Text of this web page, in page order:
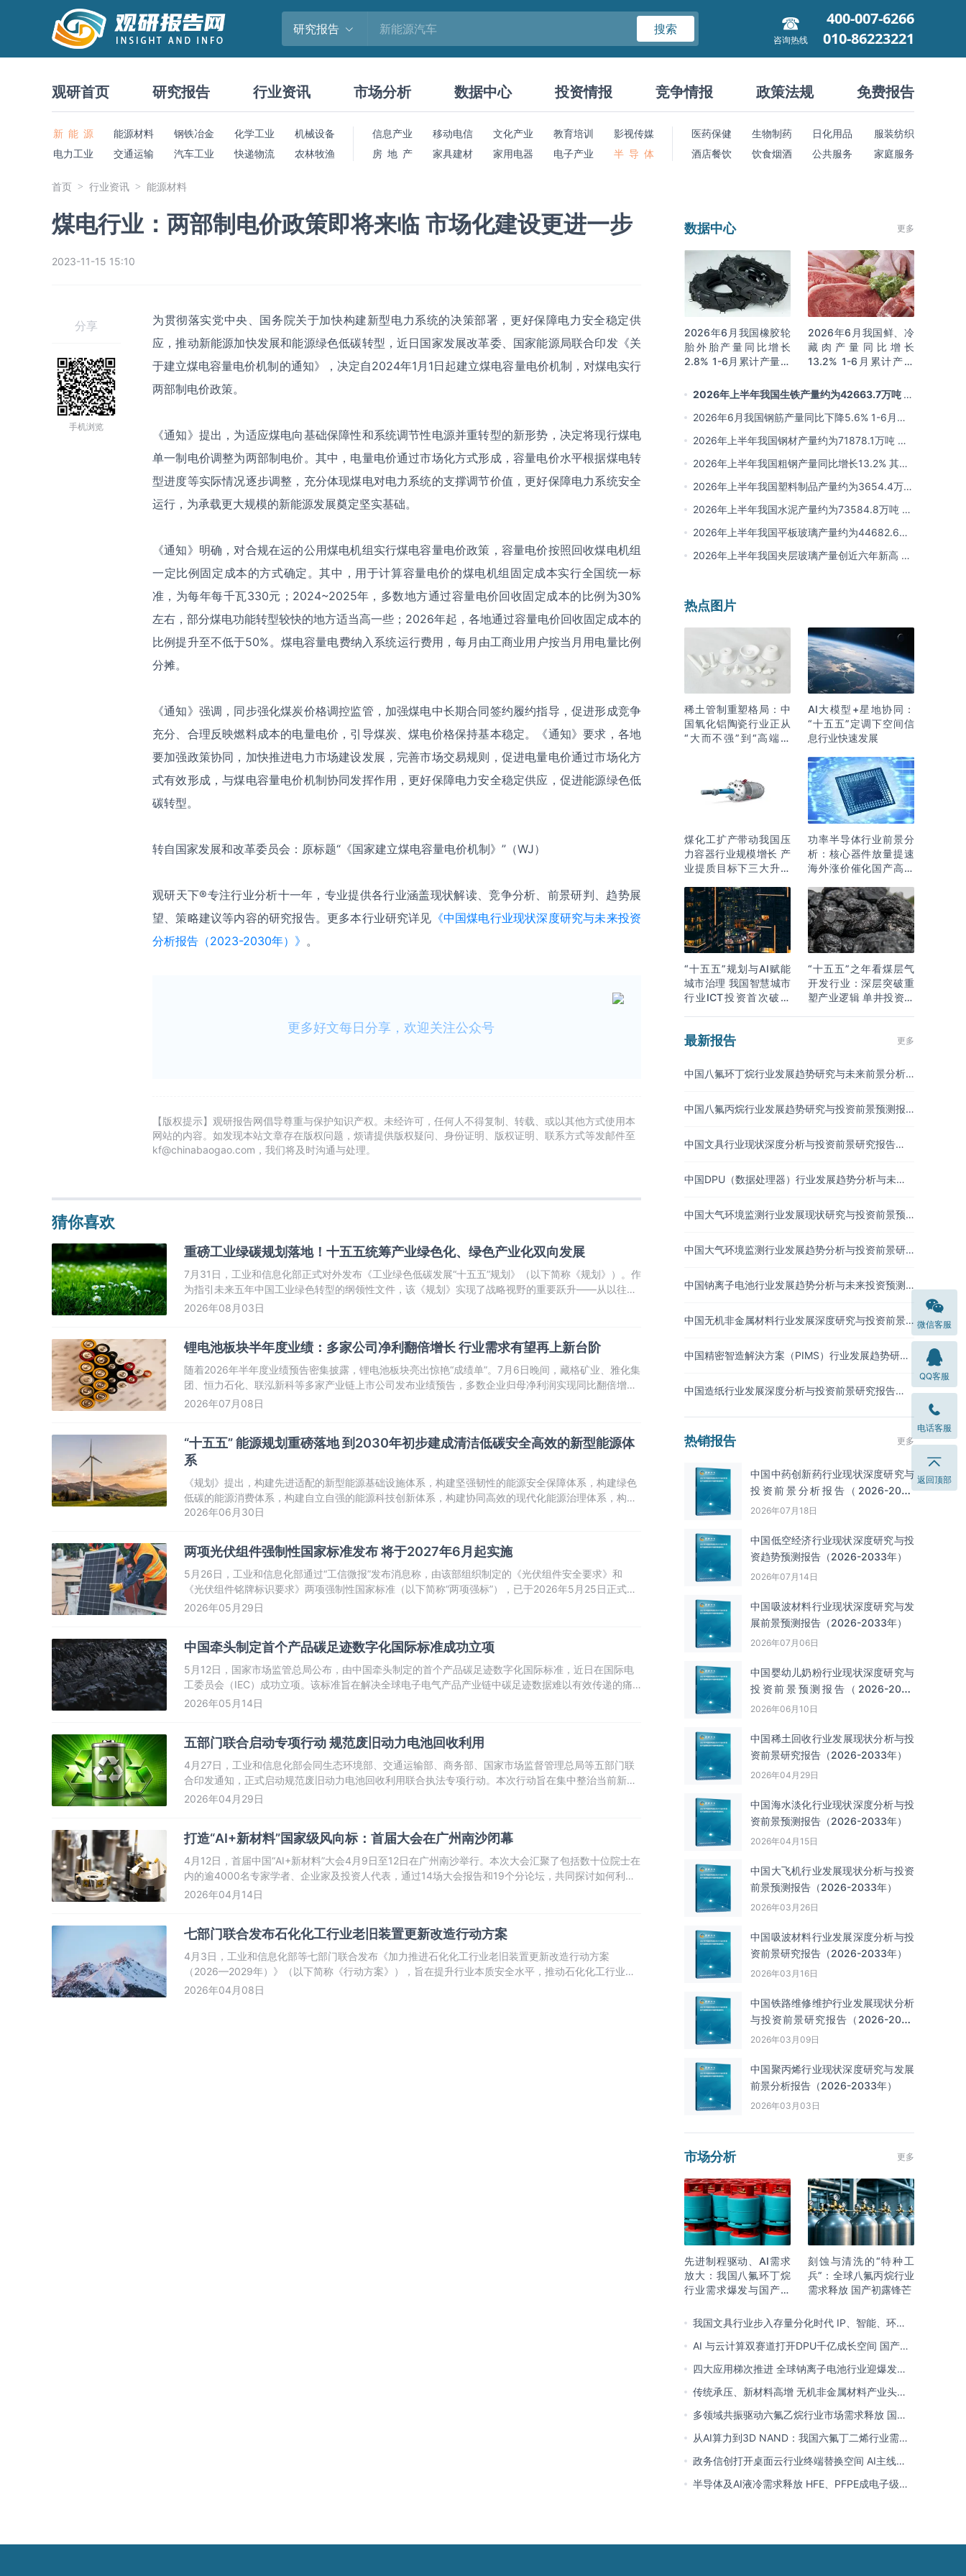
研究报告 搜索
咨询热线
400-007-6266
010-86223221
观研首页 研究报告 行业资讯 市场分析 数据中心 投资情报 竞争情报 政策法规 免费报告
新 能 源 能源材料 钢铁冶金 化学工业
机械设备
电力工业
交通运输 汽车工业 快递物流 农林牧渔
信息产业 移动电信 文化产业 教育培训
影视传媒
房 地 产
家具建材 家用电器 电子产业 半 导 体
医药保健 生物制药 日化用品
服装纺织
酒店餐饮
饮食烟酒 公共服务 家庭服务
首页 行业资讯 能源材料
煤电行业：两部制电价政策即将来临 市场化建设更进一步
2023-11-15 15:10
分享
手机浏览
为贯彻落实党中央、国务院关于加快构建新型电力系统的决策部署，更好保障电力安全稳定供
应，推动新能源加快发展和能源绿色低碳转型，近日国家发展改革委、国家能源局联合印发《关
于建立煤电容量电价机制的通知》，决定自2024年1月1日起建立煤电容量电价机制，对煤电实行
两部制电价政策。
《通知》提出，为适应煤电向基础保障性和系统调节性电源并重转型的新形势，决定将现行煤电
单一制电价调整为两部制电价。其中，电量电价通过市场化方式形成，容量电价水平根据煤电转
型进度等实际情况逐步调整，充分体现煤电对电力系统的支撑调节价值，更好保障电力系统安全
运行，为承载更大规模的新能源发展奠定坚实基础。
《通知》明确，对合规在运的公用煤电机组实行煤电容量电价政策，容量电价按照回收煤电机组
一定比例固定成本的方式确定。其中，用于计算容量电价的煤电机组固定成本实行全国统一标
准，为每年每千瓦330元； 2024~2025年，多数地方通过容量电价回收固定成本的比例为30%
左右，部分煤电功能转型较快的地方适当高一些； 2026年起，各地通过容量电价回收固定成本的
比例提升至不低于50%。煤电容量电费纳入系统运行费用，每月由工商业用户按当月用电量比例
分摊。
《通知》强调，同步强化煤炭价格调控监管，加强煤电中长期合同签约履约指导，促进形成竞争
充分、合理反映燃料成本的电量电价，引导煤炭、煤电价格保持基本稳定。《通知》要求，各地
要加强政策协同，加快推进电力市场建设发展，完善市场交易规则，促进电量电价通过市场化方
式有效形成，与煤电容量电价机制协同发挥作用，更好保障电力安全稳定供应，促进能源绿色低
碳转型。
转自国家发展和改革委员会：原标题“《国家建立煤电容量电价机制》 ” （WJ）
观研天下®专注行业分析十一年，专业提供各行业涵盖现状解读、竞争分析、前景研判、趋势展
望、策略建议等内容的研究报告。更多本行业研究详见 《中国煤电行业现状深度研究与未来投资
分析报告（2023-2030年）》 。
更多好文每日分享，欢迎关注公众号
【版权提示】观研报告网倡导尊重与保护知识产权。未经许可，任何人不得复制、转载、或以其他方式使用本
网站的内容。如发现本站文章存在版权问题，烦请提供版权疑问、身份证明、版权证明、联系方式等发邮件至
kf@chinabaogao.com，我们将及时沟通与处理。
猜你喜欢
重磅工业绿碳规划落地！十五五统筹产业绿色化、绿色产业化双向发展
7月31日，工业和信息化部正式对外发布《工业绿色低碳发展“十五五”规划》（以下简称《规划》）。作
为指引未来五年中国工业绿色转型的纲领性文件，该《规划》实现了战略视野的重要跃升——从以往侧
重于工业自身生产过程的绿色低碳化，拓展至更加注重工业体系对全社会绿色转型的整体支撑作用，明
2026年08月03日
锂电池板块半年度业绩：多家公司净利翻倍增长 行业需求有望再上新台阶
随着2026年半年度业绩预告密集披露，锂电池板块亮出惊艳“成绩单”。7月6日晚间，藏格矿业、雅化集
团、恒力石化、联泓新科等多家产业链上市公司发布业绩预告，多数企业归母净利润实现同比翻倍增
长，折射出锂电池产业强劲的景气上行周期。
2026年07月08日
“十五五” 能源规划重磅落地 到2030年初步建成清洁低碳安全高效的新型能源体
系
《规划》提出，构建先进适配的新型能源基础设施体系，构建坚强韧性的能源安全保障体系，构建绿色
低碳的能源消费体系，构建自立自强的能源科技创新体系，构建协同高效的现代化能源治理体系，构建
立体多元的能源国际合作体系。
2026年06月30日
两项光伏组件强制性国家标准发布 将于2027年6月起实施
5月26日，工业和信息化部通过“工信微报”发布消息称，由该部组织制定的《光伏组件安全要求》和
《光伏组件铭牌标识要求》两项强制性国家标准（以下简称“两项强标”），已于2026年5月25日正式发
布，并将于2027年6月1日起正式实施。此举将对规范光伏行业竞争秩序、推动产业升级发展发挥重要
2026年05月29日
中国牵头制定首个产品碳足迹数字化国际标准成功立项
5月12日，国家市场监管总局公布，由中国牵头制定的首个产品碳足迹数字化国际标准，近日在国际电
工委员会（IEC）成功立项。该标准旨在解决全球电子电气产品产业链中碳足迹数据难以有效传递的痛
点问题，推动绿色低碳信息在产业上下游的高效流通与互认。
2026年05月14日
五部门联合启动专项行动 规范废旧动力电池回收利用
4月27日，工业和信息化部会同生态环境部、交通运输部、商务部、国家市场监督管理总局等五部门联
合印发通知，正式启动规范废旧动力电池回收利用联合执法专项行动。本次行动旨在集中整治当前新能
源汽车废旧动力电池回收利用行业存在的突出问题，依法查处一批违法行为，进一步规范行业秩序、保
2026年04月29日
打造“AI+新材料”国家级风向标：首届大会在广州南沙闭幕
4月12日，首届中国“AI+新材料”大会4月9日至12日在广州南沙举行。本次大会汇聚了包括数十位院士在
内的逾4000名专家学者、企业家及投资人代表，通过14场大会报告和19个分论坛，共同探讨如何利用
人工智能技术推动中国新材料产业实现“换道超车”与跨越式发展。
2026年04月14日
七部门联合发布石化化工行业老旧装置更新改造行动方案
4月3日，工业和信息化部等七部门联合发布《加力推进石化化工行业老旧装置更新改造行动方案
（2026—2029年）》（以下简称《行动方案》），旨在提升行业本质安全水平，推动石化化工行业向
智能化、绿色化、融合化方向优化升级。
2026年04月08日
数据中心 更多
2026年6月我国橡胶轮
胎外胎产量同比增长
2.8% 1-6月累计产量同
2026年6月我国鲜、冷
藏肉产量同比增长
13.2% 1-6月累计产量
2026年上半年我国生铁产量约为42663.7万吨 同
比下降2.8% 其中河北产量占比22.7%排名第一
2026年6月我国钢筋产量同比下降5.6% 1-6月累
计产量同比下降10.7%
2026年上半年我国钢材产量约为71878.1万吨 同
比下降0.9% 其中河北以超亿吨产量排名第一
2026年上半年我国粗钢产量同比增长13.2% 其中
河北产量占比21.5%位居首位
2026年上半年我国塑料制品产量约为3654.4万吨
其中江苏、浙江产量分别占比18.9%、16.0%
2026年上半年我国水泥产量约为73584.8万吨 同
比下降8% 其中广东、浙江和安徽分别排名前三
2026年上半年我国平板玻璃产量约为44682.6万
重量箱 同比下降5.7% 其中河北产量最多 占比
2026年上半年我国夹层玻璃产量创近六年新高 约
热点图片
稀土管制重塑格局：中
国氧化铝陶瓷行业正从
“大而不强”到“高端突
AI大模型+星地协同：
“十五五”定调下空间信
息行业快速发展
煤化工扩产带动我国压
力容器行业规模增长 产
业提质目标下三大升级
功率半导体行业前景分
析：核心器件放量提速
海外涨价催化国产高端
“十五五”规划与AI赋能
城市治理 我国智慧城市
行业ICT投资首次破万
“十五五”之年看煤层气
开发行业：深层突破重
塑产业逻辑 单井投资成
最新报告 更多
中国八氟环丁烷行业发展趋势研究与未来前景分析
中国八氟丙烷行业发展趋势研究与投资前景预测报
中国文具行业现状深度分析与投资前景研究报告
中国DPU（数据处理器）行业发展趋势分析与未来
中国大气环境监测行业发展现状研究与投资前景预
中国大气环境监测行业发展趋势分析与投资前景研
中国钠离子电池行业发展趋势分析与未来投资预测
中国无机非金属材料行业发展深度研究与投资前景
中国精密智造解決方案（PIMS）行业发展趋势研究
中国造纸行业发展深度分析与投资前景研究报告
热销报告 更多
中国中药创新药行业现状深度研究与
投资前景分析报告（2026-2033
年）
2026年07月18日
中国低空经济行业现状深度研究与投
资趋势预测报告（2026-2033年）
2026年07月14日
中国吸波材料‌‌‌行业现状深度研究与发
展前景预测报告（2026-2033年）
2026年07月06日
中国婴幼儿奶粉行业现状深度研究与
投资前景预测报告（2026-2033
年）
2026年06月10日
中国‌‌稀土回收‌‌行业发展现状分析与投
资前景研究报告（2026-2033年）
2026年04月29日
中国海水淡化行业现状深度分析与投
资前景预测报告（2026-2033年）
2026年04月15日
中国大飞机行业发展现状分析与投资
前景预测报告（2026-2033年）
2026年03月26日
中国吸波材料行业发展深度分析与投
资前景研究报告（2026-2033年）
2026年03月16日
中国铁路维修维护行业发展现状分析
与投资前景研究报告（2026-2033
年）
2026年03月09日
中国聚丙烯行业现状深度研究与发展
前景分析报告（2026-2033年）
2026年03月03日
市场分析 更多
先进制程驱动、AI需求
放大：我国八氟环丁烷
行业需求爆发与国产替
刻蚀与清洗的“特种工
兵”：全球八氟丙烷行业
需求释放 国产初露锋芒
我国文具行业步入存量分化时代 IP、智能、环保
成企业构建核心竞争力关键
AI 与云计算双赛道打开DPU千亿成长空间 国产厂
商突破技术壁垒迎替代窗口期
四大应用梯次推进 全球钠离子电池行业迎爆发窗
口 中国全链规模化落地领跑商业化
传统承压、新材料高增 无机非金属材料产业头部
向一体化延伸 低碳高能创新转型提速
多领域共振驱动六氟乙烷行业市场需求释放 国产
替代已基本完成
从AI算力到3D NAND：我国六氟丁二烯行业需求
爆发与国产替代进程
政务信创打开桌面云行业终端替换空间 AI主线重
塑竞争逻辑 中国本土厂商全面反超
半导体及AI液冷需求释放 HFE、PFPE成电子级氟
微信客服
QQ客服
电话客服
返回顶部